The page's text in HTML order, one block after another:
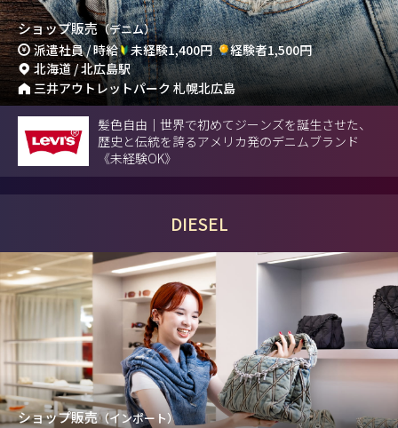
ショップ販売（デニム）
派遣社員 / 時給 未経験1,400円
経験者1,500円
北海道 / 北広島駅
三井アウトレットパーク 札幌北広島
髪色自由｜世界で初めてジーンズを誕生させた、
歴史と伝統を誇るアメリカ発のデニムブランド
《未経験OK》
DIESEL
ショップ販売（インポート）